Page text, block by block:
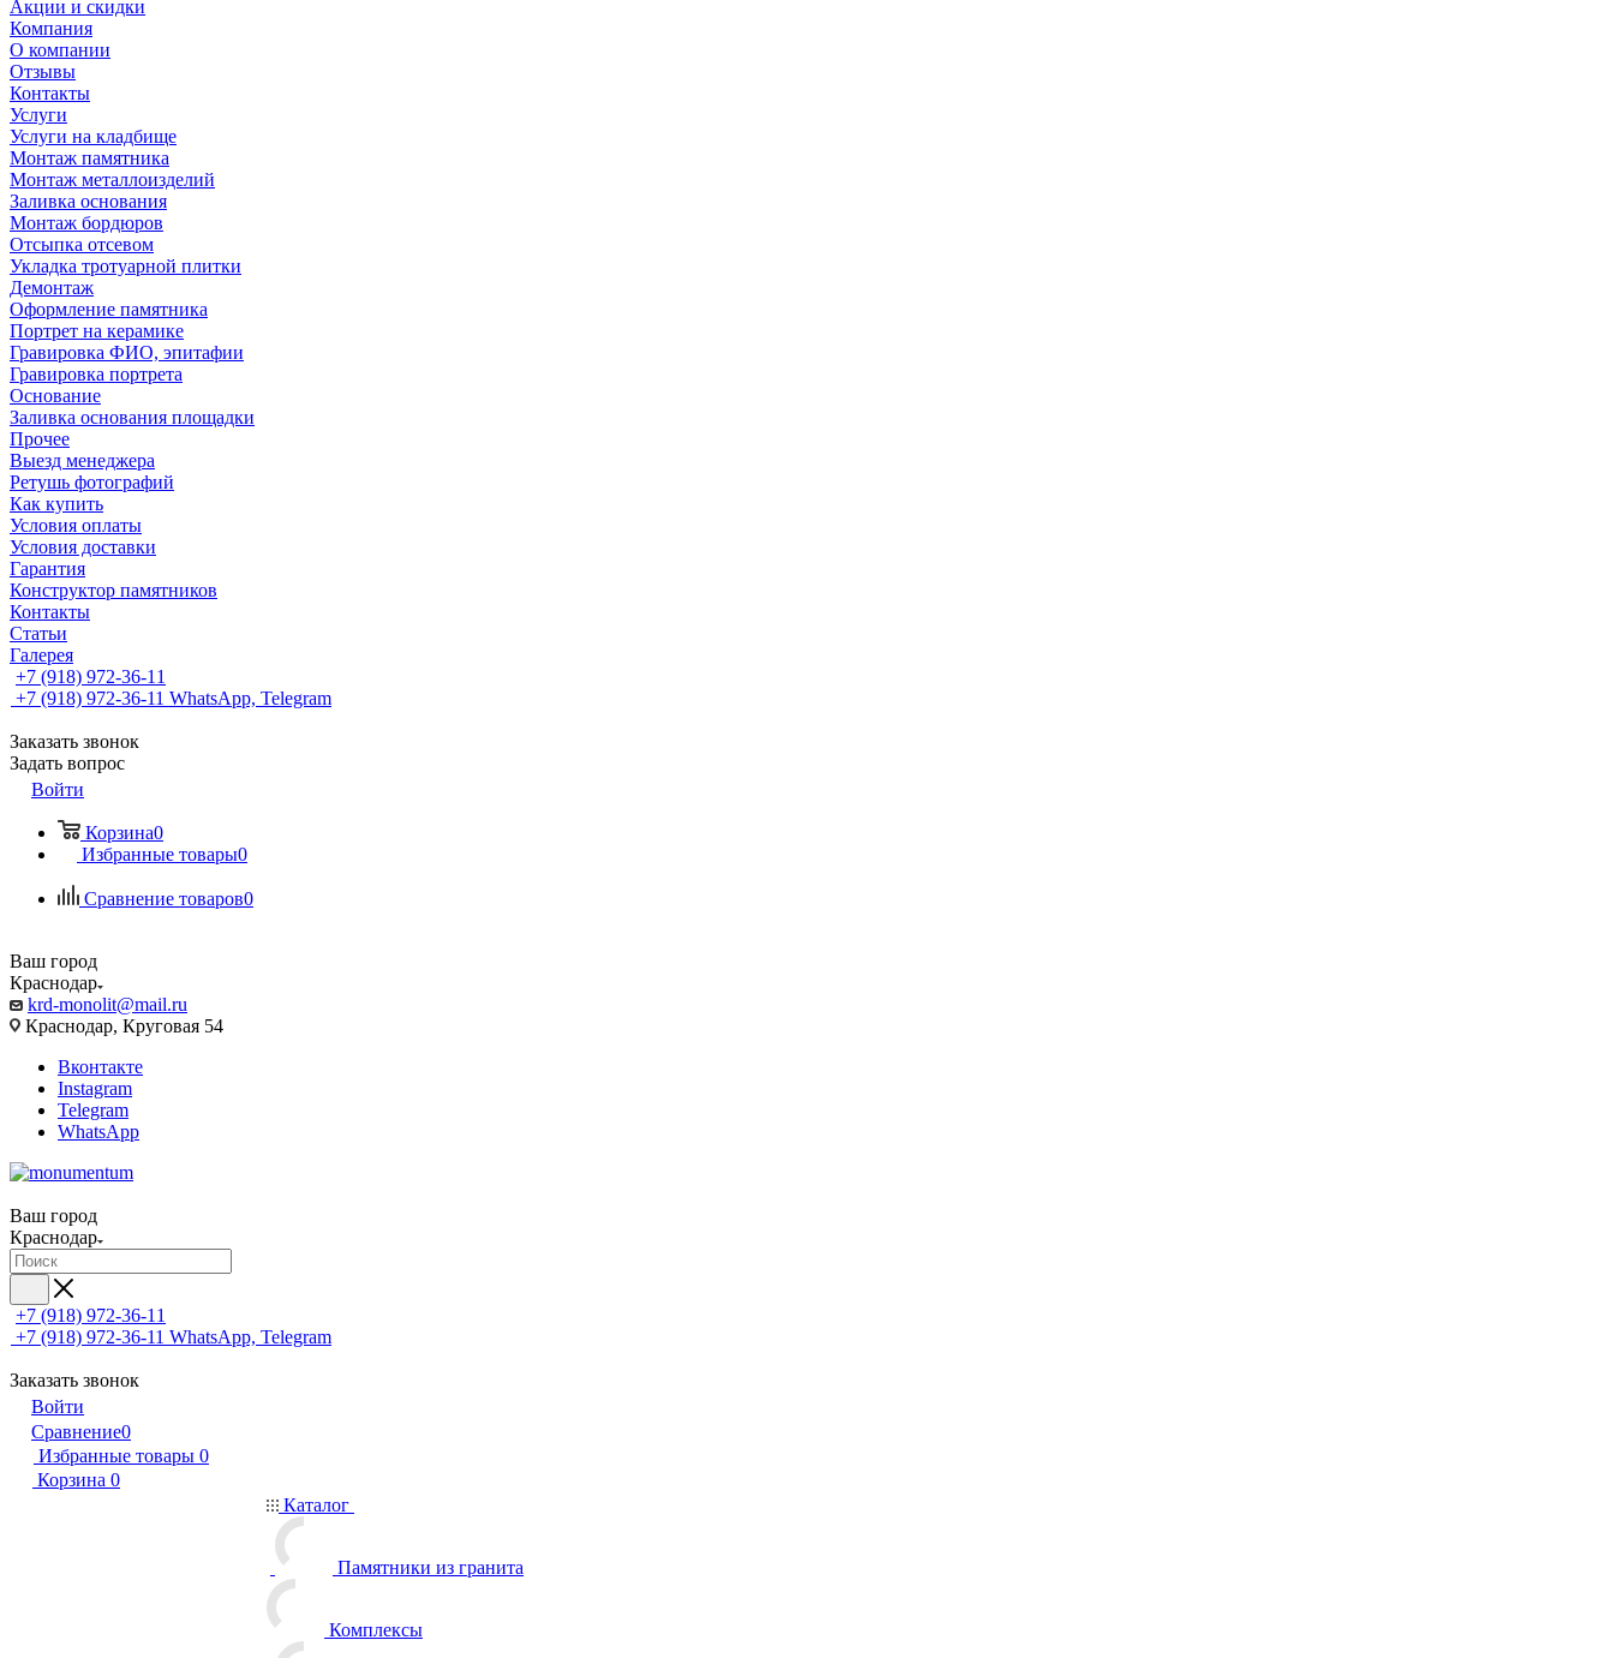
Акции и скидки
Компания
О компании
Отзывы
Контакты
Услуги
Услуги на кладбище
Монтаж памятника
Монтаж металлоизделий
Заливка основания
Монтаж бордюров
Отсыпка отсевом
Укладка тротуарной плитки
Демонтаж
Оформление памятника
Портрет на керамике
Гравировка ФИО, эпитафии
Гравировка портрета
Основание
Заливка основания площадки
Прочее
Выезд менеджера
Ретушь фотографий
Как купить
Условия оплаты
Условия доставки
Гарантия
Конструктор памятников
Контакты
Статьи
Галерея
+7 (918) 972-36-11
+7 (918) 972-36-11 WhatsApp, Telegram
Заказать звонок
Задать вопрос
Войти
Корзина0
Избранные товары0
Сравнение товаров0
Ваш город
Краснодар
krd-monolit@mail.ru
Краснодар, Круговая 54
Вконтакте
Instagram
Telegram
WhatsApp
Ваш город
Краснодар
+7 (918) 972-36-11
+7 (918) 972-36-11 WhatsApp, Telegram
Заказать звонок
Войти
Сравнение0
Избранные товары 0
Корзина 0
Каталог
Памятники из гранита
Комплексы